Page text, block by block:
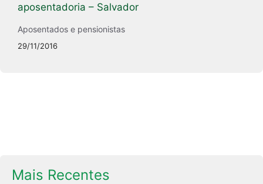
aposentadoria – Salvador
Aposentados e pensionistas
29/11/2016
Mais Recentes